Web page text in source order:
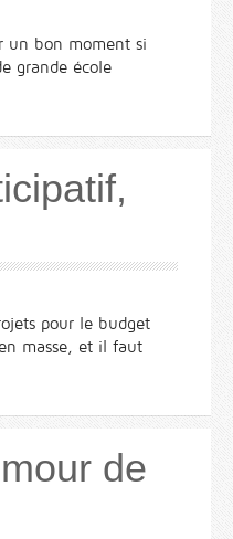
un bon moment si
grande école
pour le budget
masse, et il faut
de